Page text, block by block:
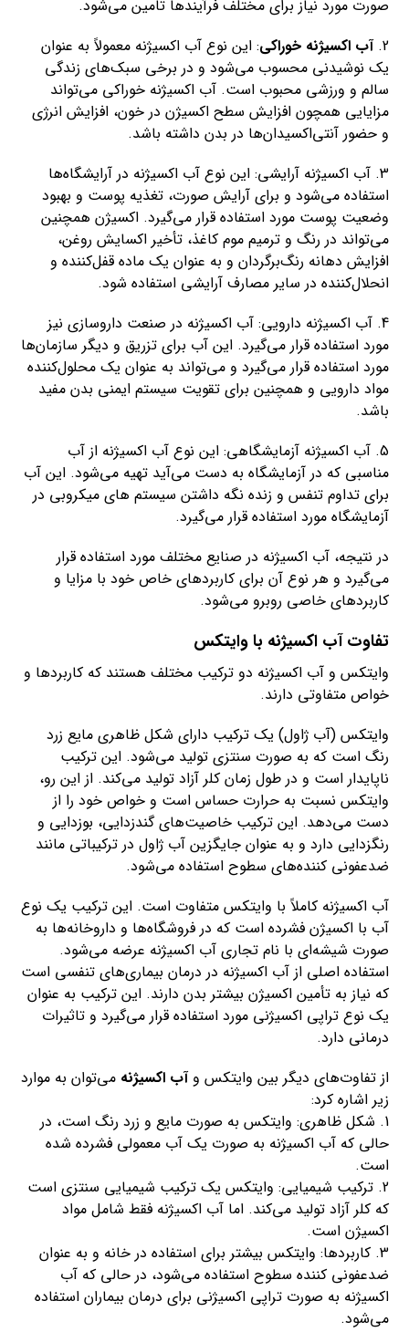
صورت مورد نیاز برای مختلف فرآیندها تامین می‌شود.
2. آب اکسیژنه خوراکی: این نوع آب اکسیژنه معمولاً به عنوان
یک نوشیدنی محسوب می‌شود و در برخی سبک‌های زندگی
سالم و ورزشی محبوب است. آب اکسیژنه خوراکی می‌تواند
مزایایی همچون افزایش سطح اکسیژن در خون، افزایش انرژی
و حضور آنتی‌اکسیدان‌ها در بدن داشته باشد.
3. آب اکسیژنه آرایشی: این نوع آب اکسیژنه در آرایشگاه‌ها
استفاده می‌شود و برای آرایش صورت، تغذیه پوست و بهبود
وضعیت پوست مورد استفاده قرار می‌گیرد. اکسیژن همچنین
می‌تواند در رنگ و ترمیم موم کاغذ، تأخیر اکسایش روغن،
افزایش دهانه رنگ‌برگردان و به عنوان یک ماده قفل‌کننده و
انحلال‌کننده در سایر مصارف آرایشی استفاده شود.
4. آب اکسیژنه دارویی: آب اکسیژنه در صنعت داروسازی نیز
مورد استفاده قرار می‌گیرد. این آب برای تزریق و دیگر سازمان‌ها
مورد استفاده قرار می‌گیرد و می‌تواند به عنوان یک محلول‌کننده
مواد دارویی و همچنین برای تقویت سیستم ایمنی بدن مفید
باشد.
5. آب اکسیژنه آزمایشگاهی: این نوع آب اکسیژنه از آب
مناسبی که در آزمایشگاه به دست می‌آید تهیه می‌شود. این آب
برای تداوم تنفس و زنده نگه داشتن سیستم های میکروبی در
آزمایشگاه مورد استفاده قرار می‌گیرد.
در نتیجه، آب اکسیژنه در صنایع مختلف مورد استفاده قرار
می‌گیرد و هر نوع آن برای کاربردهای خاص خود با مزایا و
کاربردهای خاصی روبرو می‌شود.
تفاوت آب اکسیژنه با وایتکس
وایتکس و آب اکسیژنه دو ترکیب مختلف هستند که کاربردها و
خواص متفاوتی دارند.
وایتکس (آب ژاول) یک ترکیب دارای شکل ظاهری مایع زرد
رنگ است که به صورت سنتزی تولید می‌شود. این ترکیب
ناپایدار است و در طول زمان کلر آزاد تولید می‌کند. از این رو،
وایتکس نسبت به حرارت حساس است و خواص خود را از
دست می‌دهد. این ترکیب خاصیت‌های گندزدایی، بوزدایی و
رنگزدایی دارد و به عنوان جایگزین آب ژاول در ترکیباتی مانند
ضدعفونی کننده‌های سطوح استفاده می‌شود.
آب اکسیژنه کاملاً با وایتکس متفاوت است. این ترکیب یک نوع
آب با اکسیژن فشرده است که در فروشگاه‌ها و داروخانه‌ها به
صورت شیشه‌ای با نام تجاری آب اکسیژنه عرضه می‌شود.
استفاده اصلی از آب اکسیژنه در درمان بیماری‌های تنفسی است
که نیاز به تأمین اکسیژن بیشتر بدن دارند. این ترکیب به عنوان
یک نوع تراپی اکسیژنی مورد استفاده قرار می‌گیرد و تاثیرات
درمانی دارد.
از تفاوت‌های دیگر بین وایتکس وآب اکسیژنه می‌توان به موارد
زیر اشاره کرد:
1. شکل ظاهری: وایتکس به صورت مایع و زرد رنگ است، در
حالی که آب اکسیژنه به صورت یک آب معمولی فشرده شده
است.
2. ترکیب شیمیایی: وایتکس یک ترکیب شیمیایی سنتزی است
که کلر آزاد تولید می‌کند. اما آب اکسیژنه فقط شامل مواد
اکسیژن است.
3. کاربردها: وایتکس بیشتر برای استفاده در خانه و به عنوان
ضدعفونی کننده سطوح استفاده می‌شود، در حالی که آب
اکسیژنه به صورت تراپی اکسیژنی برای درمان بیماران استفاده
می‌شود.